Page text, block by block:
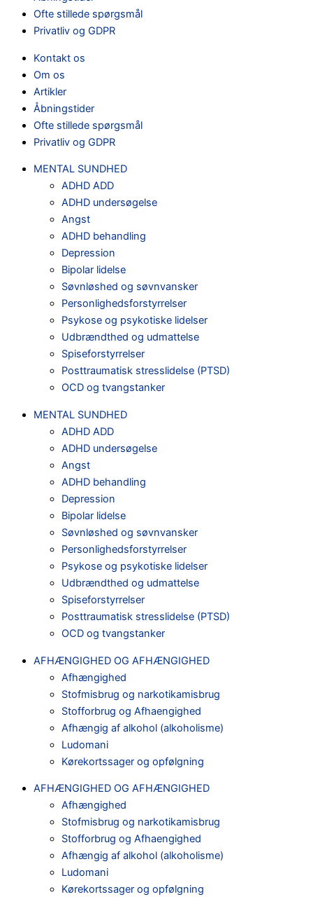
Ofte stillede spørgsmål
Privatliv og GDPR
Kontakt os
Om os
Artikler
Åbningstider
Ofte stillede spørgsmål
Privatliv og GDPR
MENTAL SUNDHED
ADHD ADD
ADHD undersøgelse
Angst
ADHD behandling
Depression
Bipolar lidelse
Søvnløshed og søvnvansker
Personlighedsforstyrrelser
Psykose og psykotiske lidelser
Udbrændthed og udmattelse
Spiseforstyrrelser
Posttraumatisk stresslidelse (PTSD)
OCD og tvangstanker
MENTAL SUNDHED
ADHD ADD
ADHD undersøgelse
Angst
ADHD behandling
Depression
Bipolar lidelse
Søvnløshed og søvnvansker
Personlighedsforstyrrelser
Psykose og psykotiske lidelser
Udbrændthed og udmattelse
Spiseforstyrrelser
Posttraumatisk stresslidelse (PTSD)
OCD og tvangstanker
AFHÆNGIGHED OG AFHÆNGIGHED
Afhængighed
Stofmisbrug og narkotikamisbrug
Stofforbrug og Afhaengighed
Afhængig af alkohol (alkoholisme)
Ludomani
Kørekortssager og opfølgning
AFHÆNGIGHED OG AFHÆNGIGHED
Afhængighed
Stofmisbrug og narkotikamisbrug
Stofforbrug og Afhaengighed
Afhængig af alkohol (alkoholisme)
Ludomani
Kørekortssager og opfølgning